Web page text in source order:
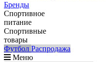
Бренды
Спортивное
питание
Спортивные
товары
Футбол Распродажа
Меню